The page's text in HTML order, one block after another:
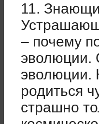
11.
– почему
эволюции.
эволюции.
родиться
страшно